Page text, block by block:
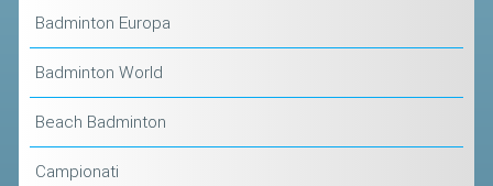
Badminton Europa
Badminton World
Beach Badminton
Campionati
TESSERAMENTO
QUOTE E TASSE